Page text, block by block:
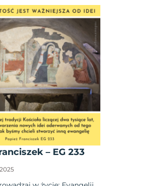
– EG 233